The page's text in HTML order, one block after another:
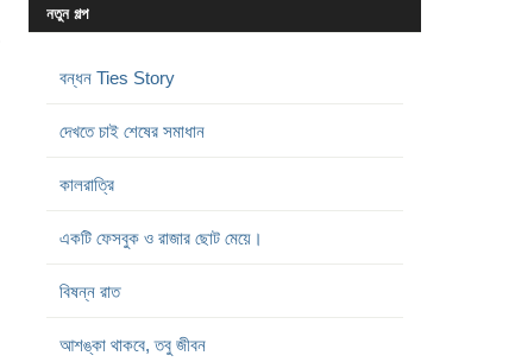
নতুন গল্প
বন্ধন Ties Story
দেখতে চাই শেষের সমাধান
কালরাত্রি
একটি ফেসবুক ও রাজার ছোট মেয়ে।
বিষন্ন রাত
আশঙ্কা থাকবে, তবু জীবন